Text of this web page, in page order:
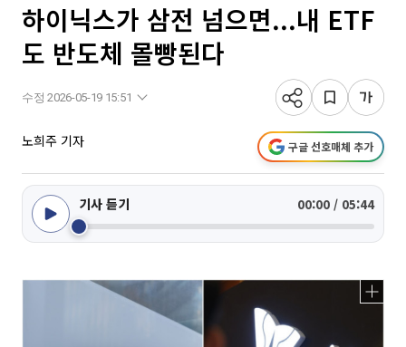
하이닉스가 삼전 넘으면...내 ETF
도 반도체 몰빵된다
수정 2026-05-19 15:51
노희주 기자 구글 선호매체 추가
기사 듣기 00:00 / 05:44